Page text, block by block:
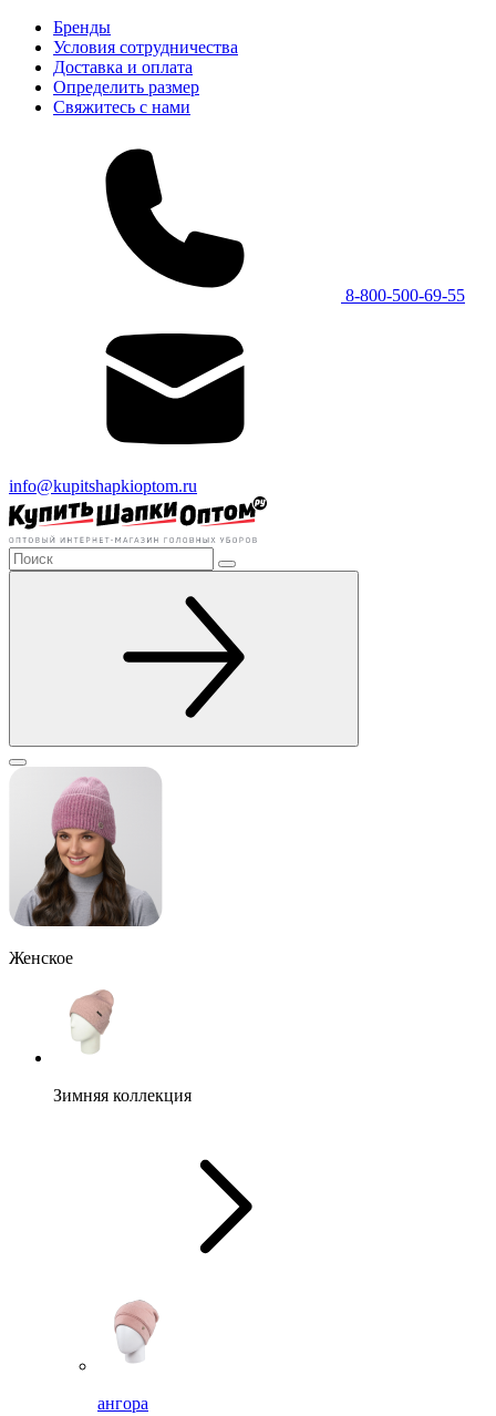
Бренды
Условия сотрудничества
Доставка и оплата
Определить размер
Свяжитесь с нами
8-800-500-69-55
info@kupitshapkioptom.ru
Женское
Зимняя коллекция
ангора